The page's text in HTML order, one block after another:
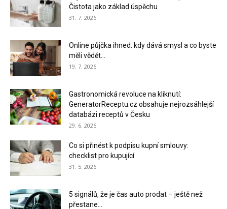
Čistota jako základ úspěchu
31. 7. 2026
Online půjčka ihned: kdy dává smysl a co byste
měli vědět...
19. 7. 2026
Gastronomická revoluce na kliknutí:
GeneratorReceptu.cz obsahuje nejrozsáhlejší
databázi receptů v Česku
29. 6. 2026
Co si přinést k podpisu kupní smlouvy:
checklist pro kupující
31. 5. 2026
5 signálů, že je čas auto prodat – ještě než
přestane...